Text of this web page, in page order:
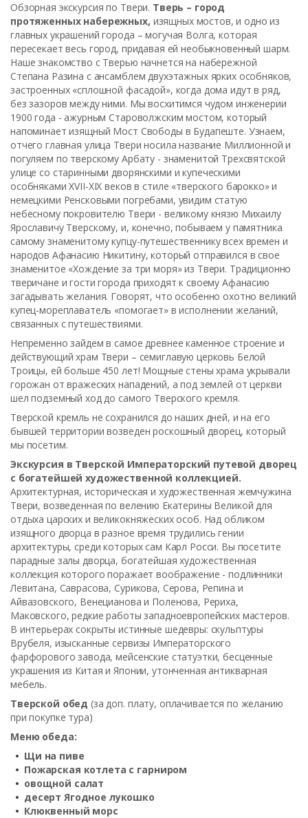
Обзорная экскурсия по Твери. Тверь – город
протяженных набережных, изящных мостов, и одно из
главных украшений города – могучая Волга, которая
пересекает весь город, придавая ей необыкновенный шарм.
Наше знакомство с Тверью начнется на набережной
Степана Разина с ансамблем двухэтажных ярких особняков,
застроенных «сплошной фасадой», когда дома идут в ряд,
без зазоров между ними. Мы восхитимся чудом инженерии
1900 года - ажурным Староволжским мостом, который
напоминает изящный Мост Свободы в Будапеште. Узнаем,
отчего главная улица Твери носила название Миллионной и
погуляем по тверскому Арбату - знаменитой Трехсвятской
улице со старинными дворянскими и купеческими
особняками XVII-XIX веков в стиле «тверского барокко» и
немецкими Ренсковыми погребами, увидим статую
небесному покровителю Твери - великому князю Михаилу
Ярославичу Тверскому, и, конечно, побываем у памятника
самому знаменитому купцу-путешественнику всех времен и
народов Афанасию Никитину, который отправился в свое
знаменитое «Хождение за три моря» из Твери. Традиционно
тверичане и гости города приходят к своему Афанасию
загадывать желания. Говорят, что особенно охотно великий
купец-мореплаватель «помогает» в исполнении желаний,
связанных с путешествиями.
Непременно зайдем в самое древнее каменное строение и
действующий храм Твери – семиглавую церковь Белой
Троицы, ей больше 450 лет! Мощные стены храма укрывали
горожан от вражеских нападений, а под землей от церкви
шел подземный ход до самого Тверского кремля.
Тверской кремль не сохранился до наших дней, и на его
бывшей территории возведен роскошный дворец, который
мы посетим.
Экскурсия в Тверской Императорский путевой дворец
с богатейшей художественной коллекцией.
Архитектурная, историческая и художественная жемчужина
Твери, возведенная по велению Екатерины Великой для
отдыха царских и великокняжеских особ. Над обликом
изящного дворца в разное время трудились гении
архитектуры, среди которых сам Карл Росси. Вы посетите
парадные залы дворца, богатейшая художественная
коллекция которого поражает воображение - подлинники
Левитана, Саврасова, Сурикова, Серова, Репина и
Айвазовского, Венецианова и Поленова, Рериха,
Маковского, редкие работы западноевропейских мастеров.
В интерьерах сокрыты истинные шедевры: скульптуры
Врубеля, изысканные сервизы Императорского
фарфорового завода, мейсенские статуэтки, бесценные
украшения из Китая и Японии, утонченная антикварная
мебель.
Тверской обед(за доп. плату, оплачивается по желанию
при покупке тура)
Меню обеда:
Щи на пиве
Пожарская котлета с гарниром
овощной салат
десерт Ягодное лукошко
Клюквенный морс